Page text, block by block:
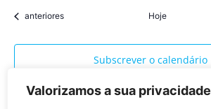
Valorizamos a sua privacidade
Eventos
anteriores Hoje
Subscrever o calendário